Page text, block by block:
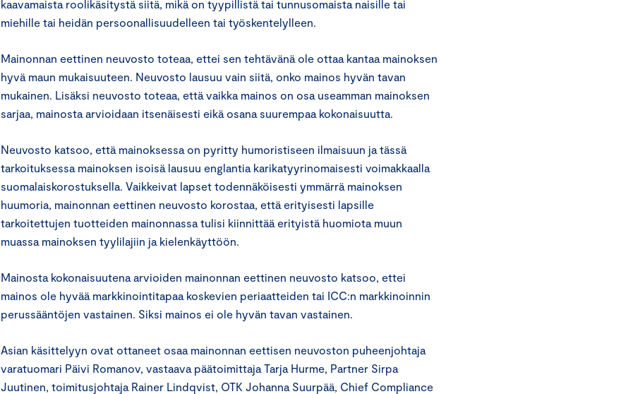
kaavamaista roolikäsitystä siitä, mikä on tyypillistä tai tunnusomaista naisille tai
miehille tai heidän persoonallisuudelleen tai työskentelylleen.
Mainonnan eettinen neuvosto toteaa, ettei sen tehtävänä ole ottaa kantaa mainoksen
hyvä maun mukaisuuteen. Neuvosto lausuu vain siitä, onko mainos hyvän tavan
mukainen. Lisäksi neuvosto toteaa, että vaikka mainos on osa useamman mainoksen
sarjaa, mainosta arvioidaan itsenäisesti eikä osana suurempaa kokonaisuutta.
Neuvosto katsoo, että mainoksessa on pyritty humoristiseen ilmaisuun ja tässä
tarkoituksessa mainoksen isoisä lausuu englantia karikatyyrinomaisesti voimakkaalla
suomalaiskorostuksella. Vaikkeivat lapset todennäköisesti ymmärrä mainoksen
huumoria, mainonnan eettinen neuvosto korostaa, että erityisesti lapsille
tarkoitettujen tuotteiden mainonnassa tulisi kiinnittää erityistä huomiota muun
muassa mainoksen tyylilajiin ja kielenkäyttöön.
Mainosta kokonaisuutena arvioiden mainonnan eettinen neuvosto katsoo, ettei
mainos ole hyvää markkinointitapaa koskevien periaatteiden tai ICC:n markkinoinnin
perussääntöjen vastainen. Siksi mainos ei ole hyvän tavan vastainen.
Asian käsittelyyn ovat ottaneet osaa mainonnan eettisen neuvoston puheenjohtaja
varatuomari Päivi Romanov, vastaava päätoimittaja Tarja Hurme, Partner Sirpa
Juutinen, toimitusjohtaja Rainer Lindqvist, OTK Johanna Suurpää, Chief Compliance